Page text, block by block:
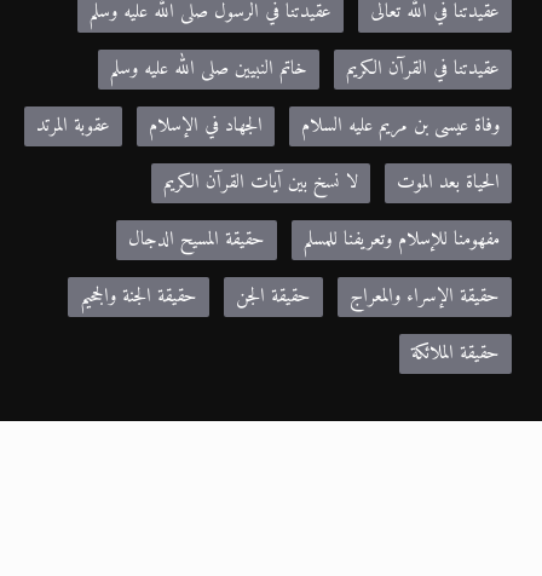
عقيدتنا في الله تعالى
عقيدتنا في الرسول صلى الله عليه وسلم
عقيدتنا في القرآن الكريم
خاتم النبيين صلى الله عليه وسلم
وفاة عيسى بن مريم عليه السلام
الجهاد في الإسلام
عقوبة المرتد
الحياة بعد الموت
لا نسخ بين آيات القرآن الكريم
مفهومنا للإسلام وتعريفنا للمسلم
حقيقة المسيح الدجال
حقيقة الإسراء والمعراج
حقيقة الجن
حقيقة الجنة والجحيم
حقيقة الملائكة